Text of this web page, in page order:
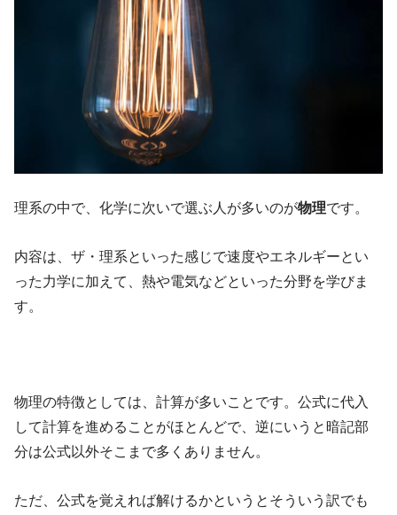
理系の中で、化学に次いで選ぶ人が多いのが物理です。
内容は、ザ・理系といった感じで速度やエネルギーとい
った力学に加えて、熱や電気などといった分野を学びま
す。
物理の特徴としては、計算が多いことです。公式に代入
して計算を進めることがほとんどで、逆にいうと暗記部
分は公式以外そこまで多くありません。
ただ、公式を覚えれば解けるかというとそういう訳でも